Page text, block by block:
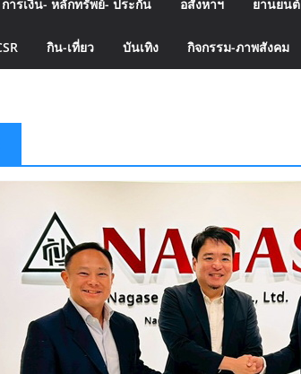
การเงิน- หลักทรัพย์- ประกัน อสังหาฯ ยานยนต์
กิน-เที่ยว บันเทิง กิจกรรม-ภาพสังคม